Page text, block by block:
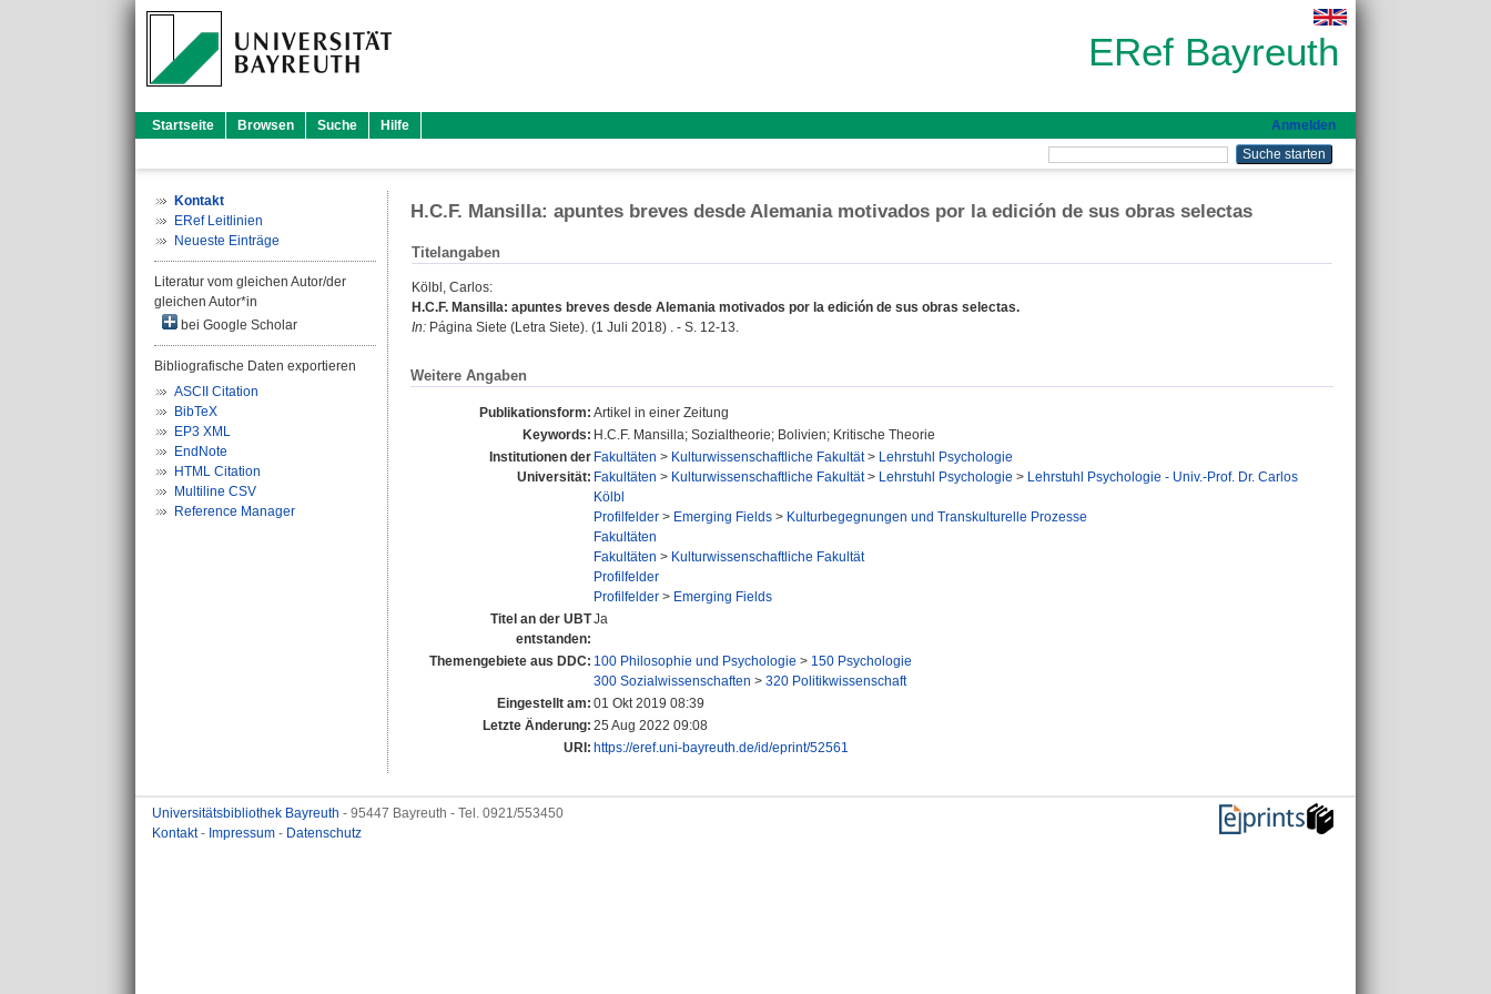
ERef Bayreuth
Startseite Browsen Suche Hilfe Anmelden
Kontakt
ERef Leitlinien
Neueste Einträge
Literatur vom gleichen Autor/der
gleichen Autor*in
bei Google Scholar
Bibliografische Daten exportieren
ASCII Citation
BibTeX
EP3 XML
EndNote
HTML Citation
Multiline CSV
Reference Manager
H.C.F. Mansilla: apuntes breves desde Alemania motivados por la edición de sus obras selectas
Titelangaben
Kölbl, Carlos:
H.C.F. Mansilla: apuntes breves desde Alemania motivados por la edición de sus obras selectas.
In: Página Siete (Letra Siete). (1 Juli 2018) . - S. 12-13.
Weitere Angaben
Publikationsform: Artikel in einer Zeitung
Keywords: H.C.F. Mansilla; Sozialtheorie; Bolivien; Kritische Theorie
Institutionen der
Universität:
Fakultäten > Kulturwissenschaftliche Fakultät> Lehrstuhl Psychologie
Fakultäten > Kulturwissenschaftliche Fakultät> Lehrstuhl Psychologie > Lehrstuhl Psychologie - Univ.-Prof. Dr. Carlos
Kölbl
Profilfelder > Emerging Fields > Kulturbegegnungen und Transkulturelle Prozesse
Fakultäten
Fakultäten > Kulturwissenschaftliche Fakultät
Profilfelder
Profilfelder > Emerging Fields
Titel an der UBT
entstanden:
Ja
Themengebiete aus DDC: 100 Philosophie und Psychologie > 150 Psychologie
300 Sozialwissenschaften > 320 Politikwissenschaft
Eingestellt am: 01 Okt 2019 08:39
Letzte Änderung: 25 Aug 2022 09:08
URI: https://eref.uni-bayreuth.de/id/eprint/52561
Universitätsbibliothek Bayreuth - 95447 Bayreuth - Tel. 0921/553450
Kontakt- Impressum - Datenschutz